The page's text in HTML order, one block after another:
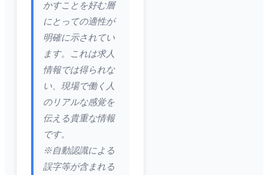
かすことを好む層
にとっての適性が
明確に示されてい
ます。これは求人
情報では得られな
い、現場で働く人
のリアルな感覚を
伝える貴重な情報
です。
※自動認識による
誤字等が含まれる